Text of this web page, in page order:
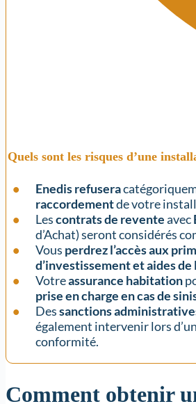
Quels sont les risques d’une
Enedis refusera
raccordementde votre
Lescontrats de reventeavec
d’Achat) seront considérés
Vous perdrez l’accès aux
d’investissementet aides de
Votreassurance habitation
prise en charge en cas de
Dessanctions
également intervenir lors
conformité.
Comment obtenir